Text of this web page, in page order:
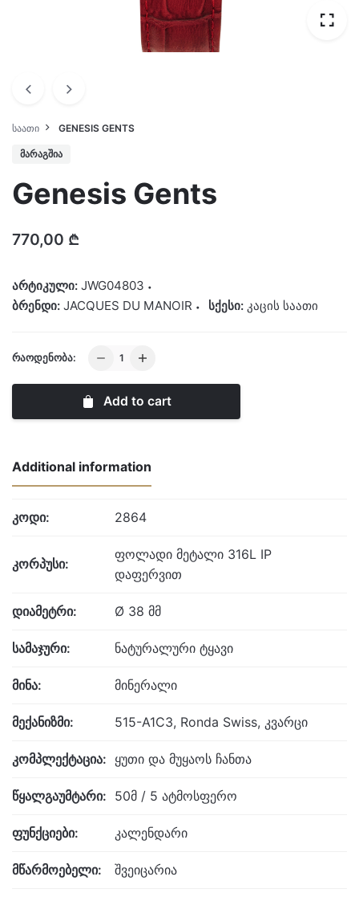
ᲡᲐᲐᲗᲘ GENESIS GENTS
ᲛᲐᲠᲐᲒᲨᲘᲐ
Genesis Gents
770,00 ₾
არტიკული: JWG04803
ბრენდი: JACQUES DU MANOIR სქესი: კაცის საათი
ᲠᲐᲝᲓᲔᲜᲝᲑᲐ:
Genesis
quantity
Add to cart
Additional information
კოდი: 2864
კორპუსი:
ფოლადი მეტალი 316L IP
დაფერვით
დიამეტრი: Ø 38 მმ
სამაჯური: ნატურალური ტყავი
მინა: მინერალი
მექანიზმი: 515-A1C3, Ronda Swiss, კვარცი
კომპლექტაცია: ყუთი და მუყაოს ჩანთა
წყალგაუმტარი: 50მ / 5 ატმოსფერო
ფუნქციები: კალენდარი
მწარმოებელი: შვეიცარია